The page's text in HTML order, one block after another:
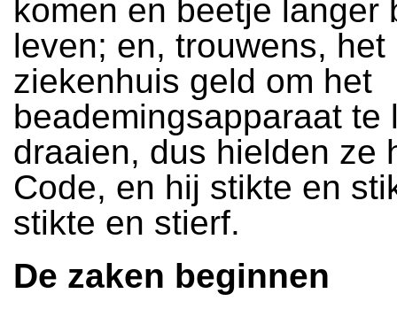
komen en beetje langer
leven; en, trouwens,
ziekenhuis geld om het
beademingsapparaat te
draaien, dus hielden ze
Code, en hij stikte en
stikte en stierf.
De zaken beginnen